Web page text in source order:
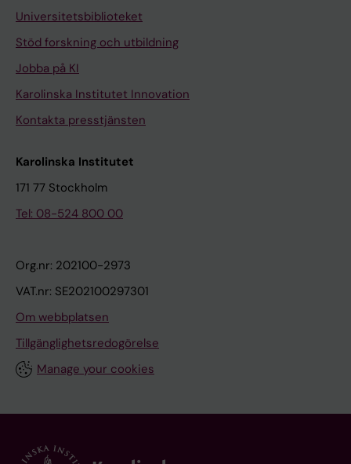
Universitetsbiblioteket
Stöd forskning och utbildning
Jobba på KI
Karolinska Institutet Innovation
Kontakta presstjänsten
Karolinska Institutet
171 77 Stockholm
Tel: 08-524 800 00
Org.nr: 202100-2973
VAT.nr: SE202100297301
Om webbplatsen
Tillgänglighetsredogörelse
Manage your cookies